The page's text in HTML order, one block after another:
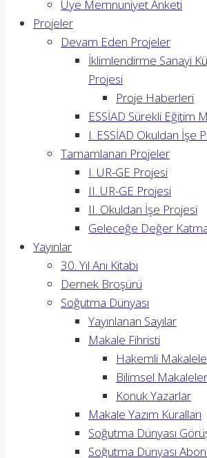
Üye Memnuniyet Anketi
Projeler
Devam Eden Projeler
İklimlendirme Sanayi
Projesi
Proje Haberleri
ESSİAD Sürekli Eğitim
I. ESSİAD Okuldan İşe
Tamamlanan Projeler
I. UR-GE Projesi
II. UR-GE Projesi
II. Okuldan İşe Projesi
Geleceğe Değer
Yayınlar
30. Yıl Anı Kitabı
Dernek Broşürü
Soğutma Dünyası
Yayınlanan Sayılar
Makale Fihristi
Hakemli
Bilimsel Makaleler
Konuk Yazarlar
Makale Yazım Kuralları
Soğutma Dünyası
Soğutma Dünyası